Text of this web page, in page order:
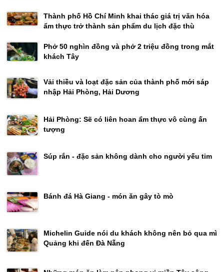
Thành phố Hồ Chí Minh khai thác giá trị văn hóa
ẩm thực trở thành sản phẩm du lịch đặc thù
Phở 50 nghìn đồng và phở 2 triệu đồng trong mắt
khách Tây
Vải thiều và loạt đặc sản của thành phố mới sáp
nhập Hải Phòng, Hải Dương
Hải Phòng: Sẽ có liên hoan ẩm thực vô cùng ấn
tượng
Súp rắn - đặc sản không dành cho người yếu tim
Bánh đá Hà Giang - món ăn gây tò mò
Michelin Guide nói du khách không nên bỏ qua mì
Quảng khi đến Đà Nẵng